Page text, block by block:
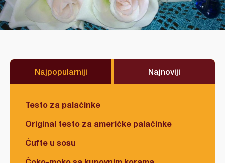
Najpopularniji Najnoviji
Testo za palačinke
Original testo za američke palačinke
Ćufte u sosu